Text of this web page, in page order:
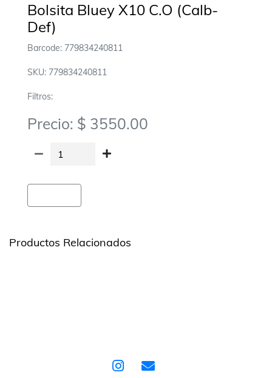
Bolsita Bluey X10 C.O (Calb-
Def)
Barcode: 779834240811
SKU: 779834240811
Filtros:
Precio: $ 3550.00
Productos Relacionados